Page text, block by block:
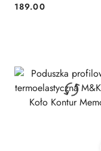
Cena:
189.00